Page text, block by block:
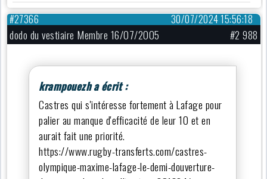
30/07/2024 15:56:18
#27366
dodo du vestiaire Membre 16/07/2005 #2 988
krampouezh a écrit :
Castres qui s'intéresse fortement à Lafage pour
palier au manque d'efficacité de leur 10 et en
aurait fait une priorité.
https://www.rugby-transferts.com/castres-
olympique-maxime-lafage-le-demi-douverture-